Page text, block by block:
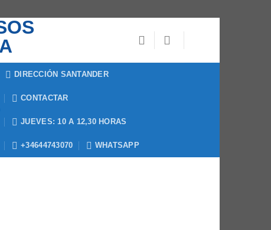
DIRECCIÓN SANTANDER
CONTACTAR
JUEVES: 10 A 12,30 HORAS
+34644743070 WHATSAPP